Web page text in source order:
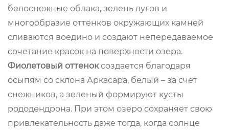
белоснежные облака, зелень лугов и
многообразие оттенков окружающих камней
сливаются воедино и создают непередаваемое
сочетание красок на поверхности озера.
Фиолетовый оттеноксоздается благодаря
осыпям со склона Аркасара, белый – за счет
снежников, а зеленый формируют кусты
рододендрона. При этом озеро сохраняет свою
привлекательность даже тогда, когда солнце